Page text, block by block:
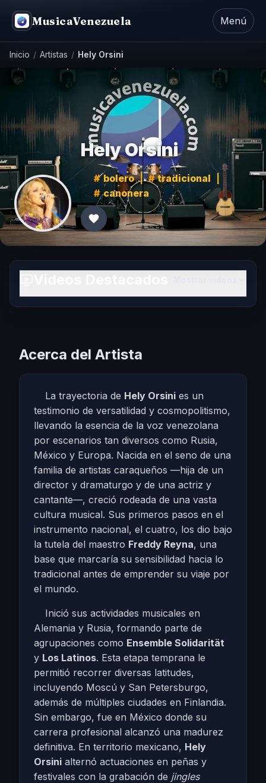
MusicaVenezuela Menú
Inicio / Artistas / Hely Orsini
Hely Orsini
bolero | tradicional
canonera
Acerca del Artista
La trayectoria de Hely Orsini es un
testimonio de versatilidad y cosmopolitismo,
llevando la esencia de la voz venezolana
por escenarios tan diversos como Rusia,
México y Europa. Nacida en el seno de una
familia de artistas caraqueños —hija de un
director y dramaturgo y de una actriz y
cantante—, creció rodeada de una vasta
cultura musical. Sus primeros pasos en el
instrumento nacional, el cuatro, los dio bajo
la tutela del maestro Freddy Reyna, una
base que marcaría su sensibilidad hacia lo
tradicional antes de emprender su viaje por
el mundo.
Inició sus actividades musicales en
Alemania y Rusia, formando parte de
agrupaciones como Ensemble Solidarität
y Los Latinos. Esta etapa temprana le
permitió recorrer diversas latitudes,
incluyendo Moscú y San Petersburgo,
además de múltiples ciudades en Finlandia.
Sin embargo, fue en México donde su
carrera profesional alcanzó una madurez
definitiva. En territorio mexicano, Hely
Orsini alternó actuaciones en peñas y
festivales con la grabación de jingles